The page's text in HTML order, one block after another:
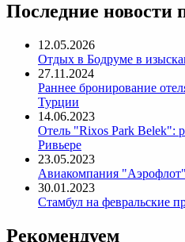
Последние новости
12.05.2026
Отдых в Бодруме в
27.11.2024
Раннее бронирование
Турции
14.06.2023
Отель "Rixos Park Belek":
Ривьере
23.05.2023
Авиакомпания
30.01.2023
Стамбул на февральские
Рекомендуем